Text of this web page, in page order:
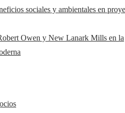
sociales y ambientales en
Owen y New Lanark Mills en la